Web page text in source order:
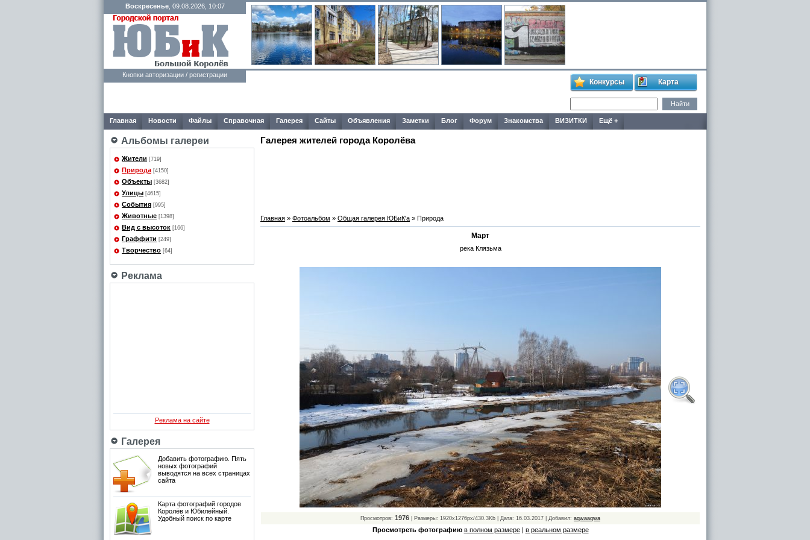
Воскресенье, 09.08.2026, 10:07
Кнопки авторизации / регистрации
Конкурсы Карта
Главная Новости Файлы Справочная Галерея Сайты Объявления Заметки Блог Форум Знакомства ВИЗИТКИ Ещё +
Альбомы галереи
Жители [719]
Природа [4150]
Объекты [3682]
Улицы [4615]
События [995]
Животные [1398]
Вид с высоток [166]
Граффити [249]
Творчество [64]
Реклама
Реклама на сайте
Галерея
Добавить фотографию. Пять
новых фотографий
выводятся на всех страницах
сайта
Карта фотографий городов
Королёв и Юбилейный.
Удобный поиск по карте
Галерея жителей города Королёва
Главная » Фотоальбом » Общая галерея ЮБиК'a » Природа
Март
река Клязьма
Просмотров: 1976 | Размеры: 1920x1276px/430.3Kb | Дата: 16.03.2017 | Добавил: aqwaaqwa
Просмотреть фотографию в полном размере| в реальном размере